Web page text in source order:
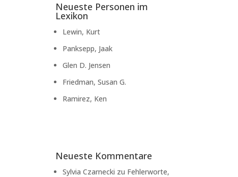
Neueste Personen im
Lexikon
Lewin, Kurt
Panksepp, Jaak
Glen D. Jensen
Friedman, Susan G.
Ramirez, Ken
Neueste Kommentare
Sylvia Czarnecki zu Fehlerworte,